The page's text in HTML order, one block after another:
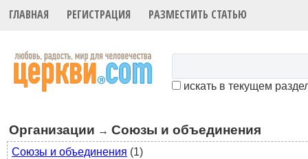
ГЛАВНАЯ РЕГИСТРАЦИЯ РАЗМЕСТИТЬ СТАТЬЮ
искать в текущем
Организации →Союзы и объединения
Союзы и объединения (1)